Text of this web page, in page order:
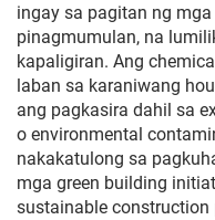
ingay sa pagitan ng
pinagmumulan, na
kapaligiran. Ang
laban sa karaniwang
ang pagkasira dahil sa
o environmental
nakakatulong sa
mga green building
sustainable